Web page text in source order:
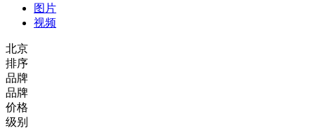
图片
视频
北京
排序
品牌
品牌
价格
级别